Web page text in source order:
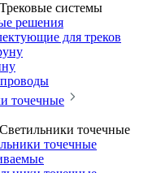
Трековые системы
решения
для треков
точечные
Светильники точечные
точечные